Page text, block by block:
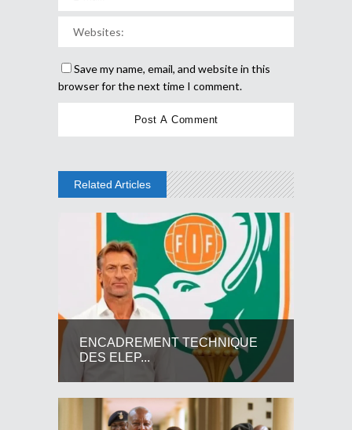
Save my name, email, and website in this
browser for the next time I comment.
Related Articles
ENCADREMENT TECHNIQUE
DES ELEP...